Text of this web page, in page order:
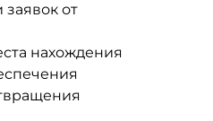
заявок от
нахождения